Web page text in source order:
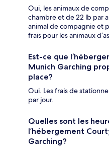
Oui, les animaux de
chambre et de 22 lb par
animal de compagnie et
frais pour les animaux
Est-ce que
Munich Garching
place?
Oui. Les frais de
par jour.
Quelles sont les
l’hébergement
Garching?